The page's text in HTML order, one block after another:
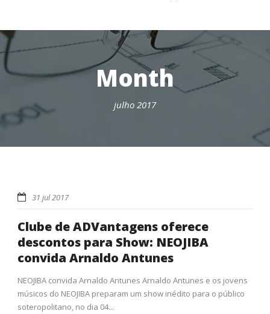
Month
julho 2017
31 jul 2017
Clube de ADVantagens oferece
descontos para Show: NEOJIBA
convida Arnaldo Antunes
NEOJIBA convida Arnaldo Antunes Arnaldo Antunes e os jovens
músicos do NEOJIBA preparam um show inédito para o público
soteropolitano, no dia 04...